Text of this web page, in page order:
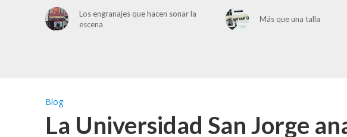
Los engranajes que hacen sonar la
escena
Más que una talla
Blog
La Universidad San Jorge